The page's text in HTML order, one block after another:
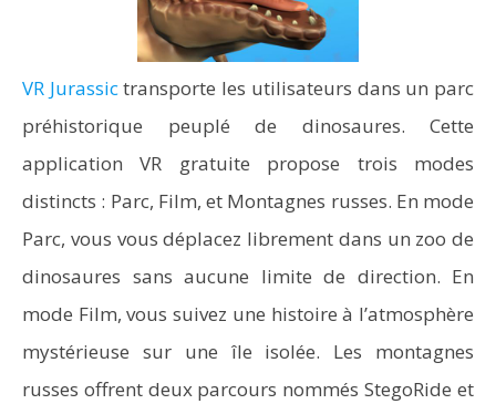
VR Jurassictransporte les utilisateurs dans un parc
préhistorique peuplé de dinosaures. Cette
application VR gratuite propose trois modes
distincts : Parc, Film, et Montagnes russes. En mode
Parc, vous vous déplacez librement dans un zoo de
dinosaures sans aucune limite de direction. En
mode Film, vous suivez une histoire à l’atmosphère
mystérieuse sur une île isolée. Les montagnes
russes offrent deux parcours nommés StegoRide et